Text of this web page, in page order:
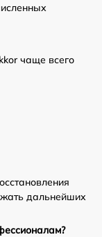
чаще всего
дальнейших